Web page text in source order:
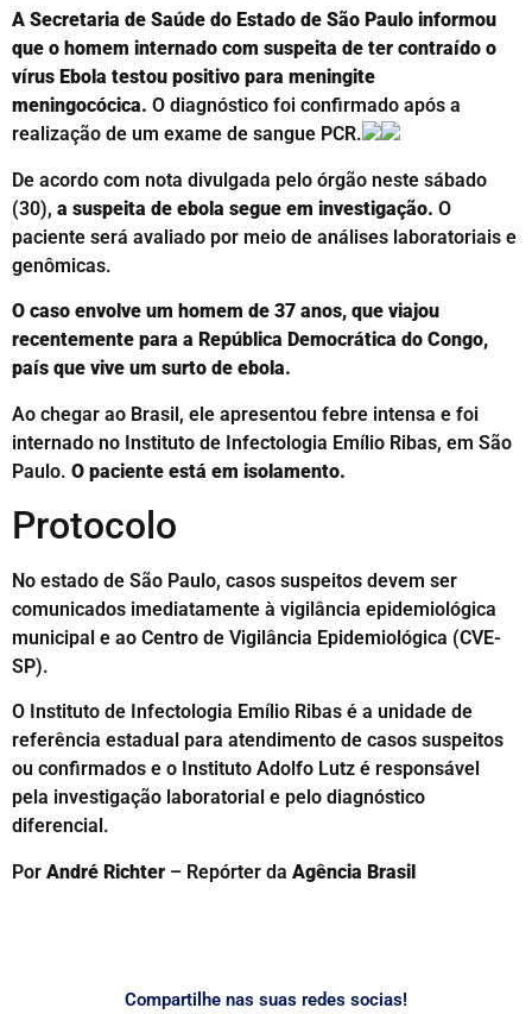
A Secretaria de Saúde do Estado de São Paulo informou
que o homem internado com suspeita de ter contraído o
vírus Ebola testou positivo para meningite
meningocócica. O diagnóstico foi confirmado após a
realização de um exame de sangue PCR.
De acordo com nota divulgada pelo órgão neste sábado
(30), a suspeita de ebola segue em investigação. O
paciente será avaliado por meio de análises laboratoriais e
genômicas.
O caso envolve um homem de 37 anos, que viajou
recentemente para a República Democrática do Congo,
país que vive um surto de ebola.
Ao chegar ao Brasil, ele apresentou febre intensa e foi
internado no Instituto de Infectologia Emílio Ribas, em São
Paulo. O paciente está em isolamento.
Protocolo
No estado de São Paulo, casos suspeitos devem ser
comunicados imediatamente à vigilância epidemiológica
municipal e ao Centro de Vigilância Epidemiológica (CVE-
SP).
O Instituto de Infectologia Emílio Ribas é a unidade de
referência estadual para atendimento de casos suspeitos
ou confirmados e o Instituto Adolfo Lutz é responsável
pela investigação laboratorial e pelo diagnóstico
diferencial.
Por André Richter – Repórter da Agência Brasil
Compartilhe nas suas redes socias!